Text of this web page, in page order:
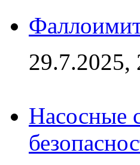
29.7.2025,
Насосные